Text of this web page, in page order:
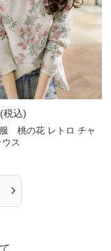
(税込)
桃の花 レトロ チャ
ス
›